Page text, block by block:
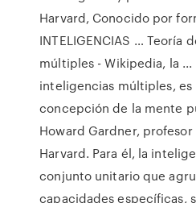
Harvard, Conocido por
INTELIGENCIAS … Teoría
múltiples - Wikipedia, la ...
inteligencias múltiples, es
concepción de la mente
Howard Gardner,
Harvard. Para él, la
conjunto unitario que
capacidades específicas,